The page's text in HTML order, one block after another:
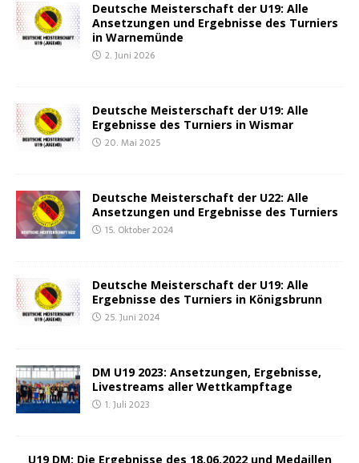
Deut­sche Meis­ter­schaft der U19: Alle
Anset­zun­gen und Ergeb­nis­se des Tur­niers
in Warnemünde
2. Juni 2026
Deut­sche Meis­ter­schaft der U19: Alle
Ergeb­nis­se des Tur­niers in Wismar
20. Mai 2025
Deut­sche Meis­ter­schaft der U22: Alle
Anset­zun­gen und Ergeb­nis­se des Turniers
15. Oktober 2024
Deut­sche Meis­ter­schaft der U19: Alle
Ergeb­nis­se des Tur­niers in Königsbrunn
25. Juni 2024
DM U19 2023: Anset­zun­gen, Ergeb­nis­se,
Live­streams aller Wettkampftage
1. Juli 2023
U19 DM: Die Ergeb­nis­se des 18.06.2022 und Medail­len